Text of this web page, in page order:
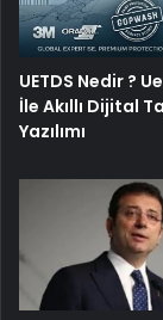
UETDS Nedir ?
İle Akıllı Dijital
Yazılımı